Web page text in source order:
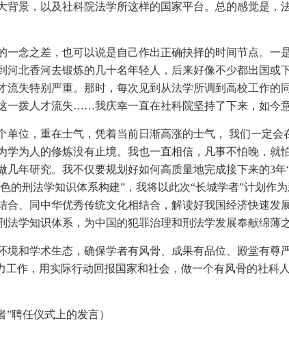
景，以及社科院法学所这样的国家平台。总的感觉是，
念之差，也可以说是自己作出正确抉择的时间节点。一
北香河去锻炼的几十名年轻人，后来好像不少都出国或
失特别严重。那时，每次见到从法学所调到高校工作的
拨人才流失……我庆幸一直在社科院坚持了下来，如今
位，重在士气，凭着当前日渐高涨的士气， 我们一定
为人的修炼没有止境。我也一直相信，凡事不怕晚，就
年研究。我不仅要规划好如何高质量地完成接下来的3
的刑法学知识体系构建”，我将以此次“长城学者”计划作
、同中华优秀传统文化相结合，解读好我国经济快速发
学知识体系，为中国的犯罪治理和刑法学发展奉献绵薄之
和学术生态，确保学者有风骨、成果有品位、殿堂有尊
作，用实际行动回报国家和社会，做一个有风骨的社科
”聘任仪式上的发言）